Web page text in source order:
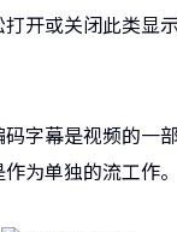
开或关闭此类显
字幕是视频的一
为单独的流工作。